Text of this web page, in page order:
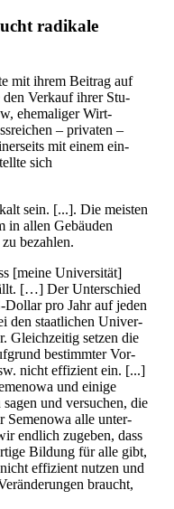
radi­kale
mit ihrem Beitrag auf
den Verkauf ihrer Stu­
ehe­ma­li­ger Wirt­
– pri­va­ten –
mit einem ein­
sich
sein. [...]. Die meisten
in allen Gebäu­den
bezahlen.
[meine Uni­ver­si­tät]
[…] Der Unter­schied
pro Jahr auf jeden
den staat­li­chen Uni­ver­
Gleich­zei­tig setzen die
bestimm­ter Vor­
nicht effi­zi­ent ein. [...]
und einige
und ver­su­chen, die
Seme­nowa alle unter­
endlich zugeben, dass
Bildung für alle gibt,
effi­zi­ent nutzen und
braucht,